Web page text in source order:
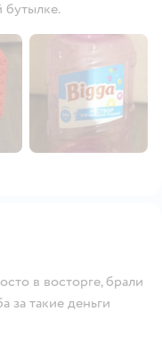
бутылке.
в восторге, брали
за такие деньги